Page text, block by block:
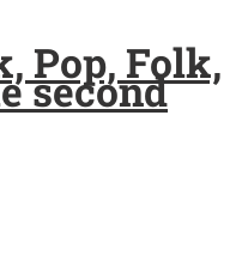
Pop, Folk,
second